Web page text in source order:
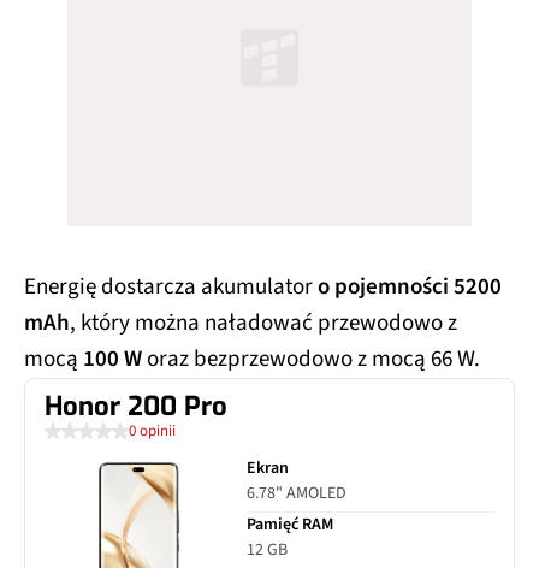
Energię dostarcza akumulatoro pojemności 5200
mAh, który można naładować przewodowo z
mocą 100 Woraz bezprzewodowo z mocą 66 W.
Honor 200 Pro
0 opinii
Ekran
6.78" AMOLED
Pamięć RAM
12 GB